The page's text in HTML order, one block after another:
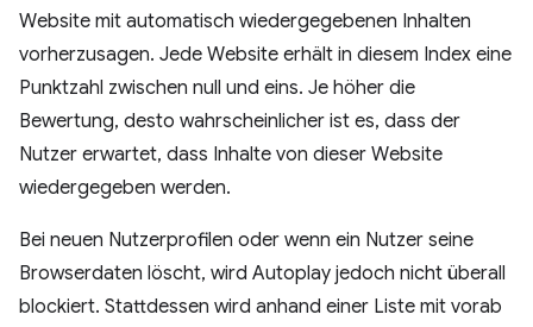
Website mit automatisch wiedergegebenen Inhalten
vorherzusagen. Jede Website erhält in diesem Index eine
Punktzahl zwischen null und eins. Je höher die
Bewertung, desto wahrscheinlicher ist es, dass der
Nutzer erwartet, dass Inhalte von dieser Website
wiedergegeben werden.
Bei neuen Nutzerprofilen oder wenn ein Nutzer seine
Browserdaten löscht, wird Autoplay jedoch nicht überall
blockiert. Stattdessen wird anhand einer Liste mit vorab